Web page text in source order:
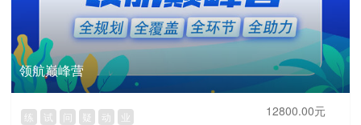
领航巅峰营
练 试 问 疑 动 业 12800.00元